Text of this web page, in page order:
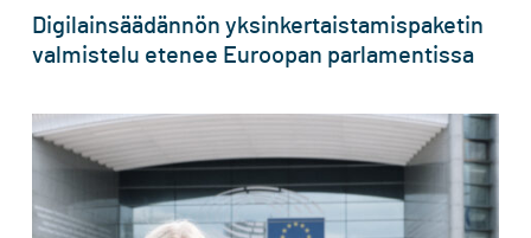
Digilainsäädännön yksinkertaistamispaketin
valmistelu etenee Euroopan parlamentissa